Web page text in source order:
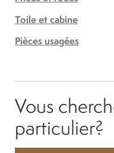
Toile et cabine
Pièces usagées
Vous
particulier?